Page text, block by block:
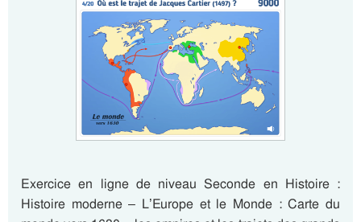
Exercice en ligne de niveau Seconde en Histoire :
Histoire moderne – L’Europe et le Monde : Carte du